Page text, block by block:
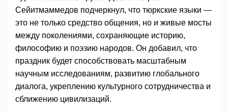
Сейитмаммедов подчеркнул, что тюркские языки —
это не только средство общения, но и живые мосты
между поколениями, сохраняющие историю,
философию и поэзию народов. Он добавил, что
праздник будет способствовать масштабным
научным исследованиям, развитию глобального
диалога, укреплению культурного сотрудничества и
сближению цивилизаций.